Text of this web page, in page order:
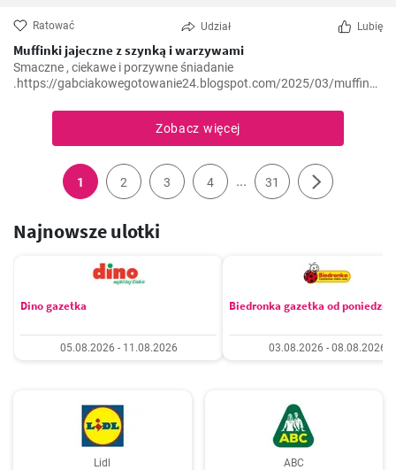
Ratować Udział Lubię
Muffinki jajeczne z szynką i warzywami
Smaczne , ciekawe i porzywne śniadanie
.https://gabciakowegotowanie24.blogspot.com/2025/03/muffinki-
Zobacz więcej
1 2 3 4 ... 31
Najnowsze ulotki
Dino gazetka
05.08.2026 - 11.08.2026
Biedronka gazetka od
03.08.2026 - 08.08.2026
Lidl ABC